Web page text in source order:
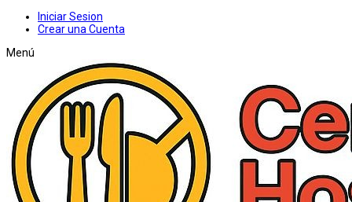
Iniciar Sesion
Crear una Cuenta
Menú